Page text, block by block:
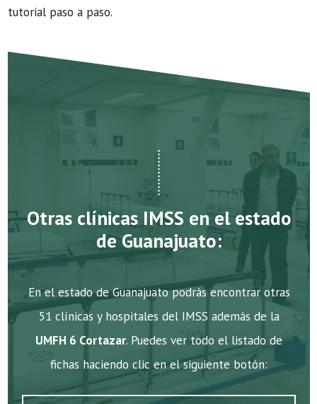
tutorial paso a paso.
Otras clínicas IMSS en el estado
de Guanajuato:
En el estado de Guanajuato podrás encontrar otras
51 clínicas y hospitales del IMSS además de la
UMFH 6 Cortazar. Puedes ver todo el listado de
fichas haciendo clic en el siguiente botón: